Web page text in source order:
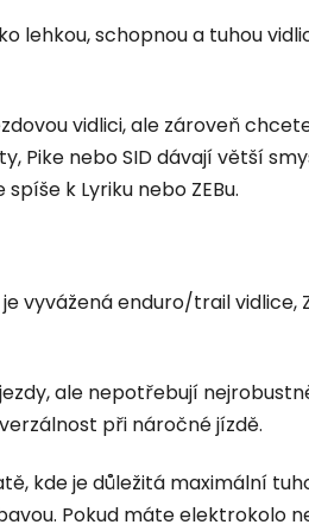
lehkou, schopnou a tuhou
vidlici, ale zároveň
Pike nebo SID dávají větší
k Lyriku nebo ZEBu.
vyvážená enduro/trail vidlice,
ale nepotřebují
při náročné jízdě.
kde je důležitá maximální
Pokud máte elektrokolo